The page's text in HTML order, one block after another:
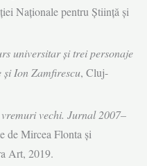
Naţionale pentru Ştiinţă şi
universitar şi trei personaje
Ion Zamfirescu, Cluj-
vechi. Jurnal 2007–
de Mircea Flonta şi
Art, 2019.